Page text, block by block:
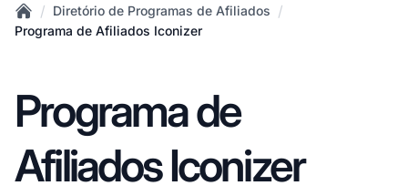
Home
/ Diretório de Programas de Afiliados /
Programa de Afiliados Iconizer
Programa de
Afiliados Iconizer